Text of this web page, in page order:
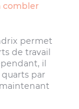
combler
permet
de travail
il
par